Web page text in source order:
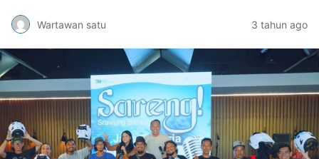
Wartawan satu 3 tahun ago